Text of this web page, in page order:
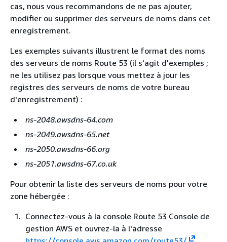
cas, nous vous recommandons de ne pas ajouter,
modifier ou supprimer des serveurs de noms dans cet
enregistrement.
Les exemples suivants illustrent le format des noms
des serveurs de noms Route 53 (il s'agit d'exemples ;
ne les utilisez pas lorsque vous mettez à jour les
registres des serveurs de noms de votre bureau
d'enregistrement) :
ns-2048.awsdns-64.com
ns-2049.awsdns-65.net
ns-2050.awsdns-66.org
ns-2051.awsdns-67.co.uk
Pour obtenir la liste des serveurs de noms pour votre
zone hébergée :
Connectez-vous à la console Route 53 Console de
gestion AWS et ouvrez-la à l'adresse